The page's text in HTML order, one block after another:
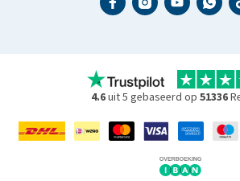
4.6uit 5 gebaseerd op 51336